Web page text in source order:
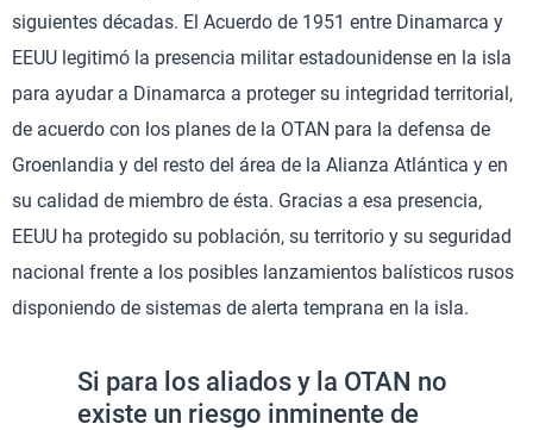
siguientes décadas. El Acuerdo de 1951 entre Dinamarca y
EEUU legitimó la presencia militar estadounidense en la isla
para ayudar a Dinamarca a proteger su integridad territorial,
de acuerdo con los planes de la OTAN para la defensa de
Groenlandia y del resto del área de la Alianza Atlántica y en
su calidad de miembro de ésta. Gracias a esa presencia,
EEUU ha protegido su población, su territorio y su seguridad
nacional frente a los posibles lanzamientos balísticos rusos
disponiendo de sistemas de alerta temprana en la isla.
Si para los aliados y la OTAN no
existe un riesgo inminente de